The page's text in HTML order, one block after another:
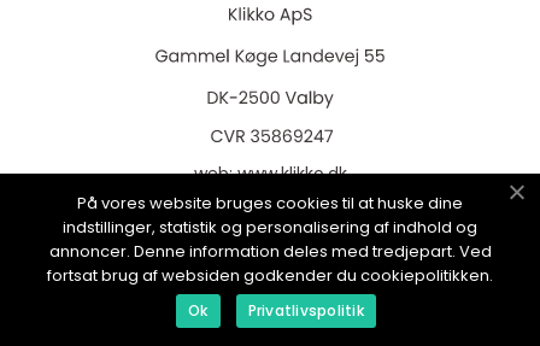
web:www.klikko.dk
Menu
På vores website bruges cookies til at huske dine
indstillinger, statistik og personalisering af indhold og
annoncer. Denne information deles med tredjepart. Ved
fortsat brug af websiden godkender du cookiepolitikken.
Ok Privatlivspolitik